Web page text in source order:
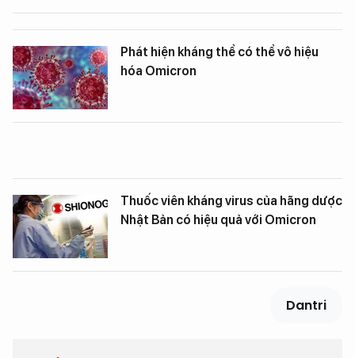
Phát hiện kháng thể có thể vô hiệu
hóa Omicron
Thuốc viên kháng virus của hãng dược
Nhật Bản có hiệu quả với Omicron
Dantri